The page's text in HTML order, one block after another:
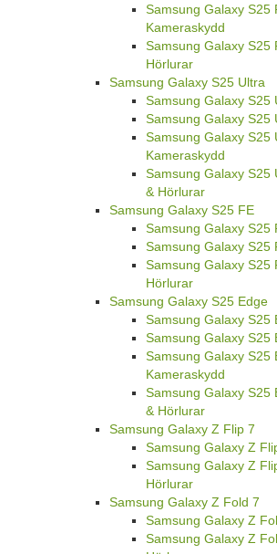
Samsung Galaxy S25
Kameraskydd
Samsung Galaxy S25
Hörlurar
Samsung Galaxy S25 Ultra
Samsung Galaxy S25
Samsung Galaxy S25
Samsung Galaxy S25
Kameraskydd
Samsung Galaxy S25
& Hörlurar
Samsung Galaxy S25 FE
Samsung Galaxy S25
Samsung Galaxy S25
Samsung Galaxy S25
Hörlurar
Samsung Galaxy S25 Edge
Samsung Galaxy S25
Samsung Galaxy S25
Samsung Galaxy S25
Kameraskydd
Samsung Galaxy S25
& Hörlurar
Samsung Galaxy Z Flip 7
Samsung Galaxy Z
Samsung Galaxy Z
Hörlurar
Samsung Galaxy Z Fold 7
Samsung Galaxy Z
Samsung Galaxy Z